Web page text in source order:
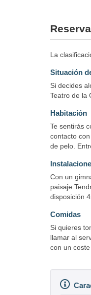
La
Situación
Si decides
Teatro de la
Habitación
Te sentirás
contacto
de pelo.
Con un
disposición
Comidas
Si quieres
llamar al
con un coste